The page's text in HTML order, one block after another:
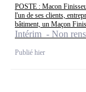
POSTE : Macon
l'un de ses clients,
bâtiment, un Maçon
Intérim - Non
Publié hier